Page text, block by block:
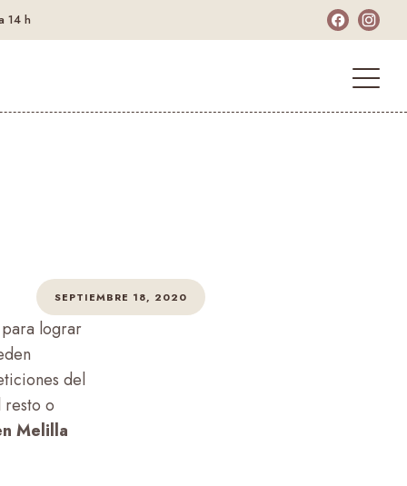
14 h
SEPTIEMBRE 18, 2020
lograr
del
resto o
Melilla